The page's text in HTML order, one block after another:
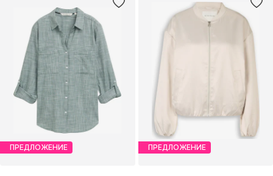
ПРЕДЛОЖЕНИЕ ПРЕДЛОЖЕНИЕ